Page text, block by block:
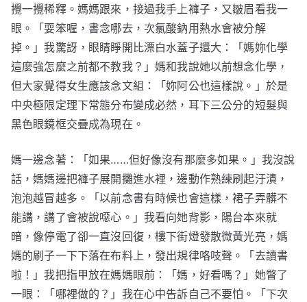
攪一攪稀釋。媽媽跟來，接過我手上褲子，又皺眉看我一
眼。「耍笨喔，書念哪去，次氯酸鈉用熱水會被分解
掉。」我驚訝，眼睛睜開比漂白水蓋子還大：「媽妳化學
這麼強怎麼之前都不教我？」媽和我說她以前想念化學，
但大家覺得女生應該念文組：「妳阿公也這樣說。」於是
中央極限定理下常態分布變成必然，耳下三公分的短髮與
黑色眼鏡框交疊成為現在。
媽一邊念著：「如果……但好像沒有那麼多如果。」我沒說
話，媽媽邊把褲子展開攤進水裡，邊動作熟練刷起汙漬，
泡泡越冒越多。「以前念書有時候也會這樣，裙子弄髒不
能講，講了會被說噁心。」我看向她背影，陽台本來就
暗，像停電了卻一直沒回復，樓下街燈發散微黃光亮，媽
媽的刷子一下下落在布料上，發出規律咯吱聲。「去讀書
啦！」我把指甲放在媽媽眼前：「媽，好看嗎？」她瞥了
一眼：「哪裡做的？」我在心中告訴自己不要怕。「下次